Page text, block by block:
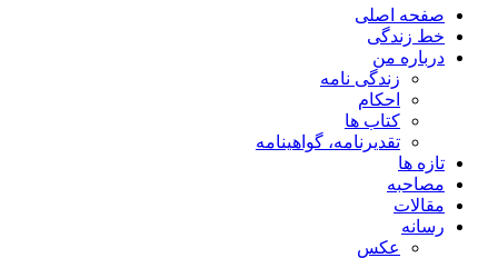
صفحه اصلی
خط زندگی
درباره من
زندگی نامه
احکام
کتاب ها
تقدیرنامه، گواهینامه
تازه ها
مصاحبه
مقالات
رسانه
عکس